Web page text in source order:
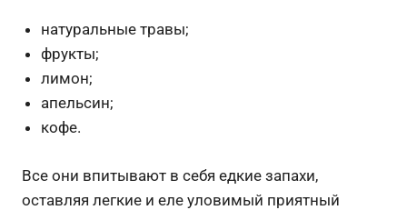
натуральные травы;
фрукты;
лимон;
апельсин;
кофе.
Все они впитывают в себя едкие запахи,
оставляя легкие и еле уловимый приятный